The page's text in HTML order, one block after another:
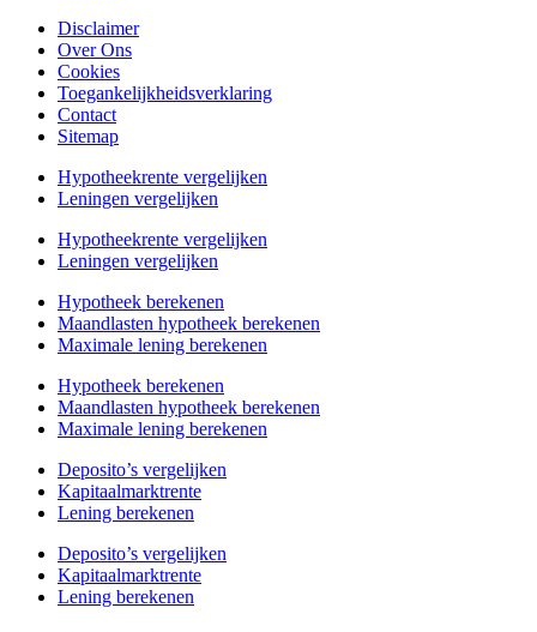
Disclaimer
Over Ons
Cookies
Toegankelijkheidsverklaring
Contact
Sitemap
Hypotheekrente vergelijken
Leningen vergelijken
Hypotheekrente vergelijken
Leningen vergelijken
Hypotheek berekenen
Maandlasten hypotheek berekenen
Maximale lening berekenen
Hypotheek berekenen
Maandlasten hypotheek berekenen
Maximale lening berekenen
Deposito’s vergelijken
Kapitaalmarktrente
Lening berekenen
Deposito’s vergelijken
Kapitaalmarktrente
Lening berekenen